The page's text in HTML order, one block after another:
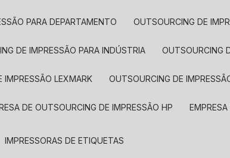
PARA DEPARTAMENTO OUTSOURCING DE
DE IMPRESSÃO PARA INDÚSTRIA OUTSOURCING
IMPRESSÃO LEXMARK OUTSOURCING DE
DE OUTSOURCING DE IMPRESSÃO HP
IMPRESSORAS DE ETIQUETAS